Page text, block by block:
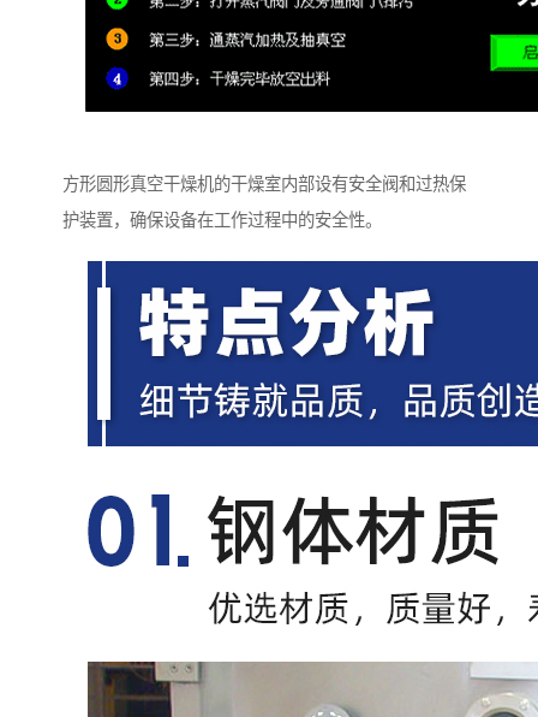
方形圆形真空干燥机的干燥室内部设有安全阀和过热保
护装置，确保设备在工作过程中的安全性。